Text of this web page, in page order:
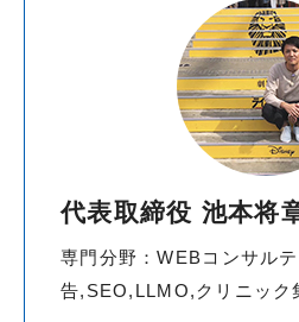
代表取締役 池本将
専門分野：WEBコンサル
告,SEO,LLMO,クリニック